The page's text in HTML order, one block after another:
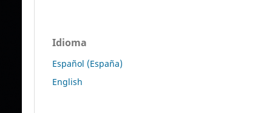
Idioma
Español (España)
English